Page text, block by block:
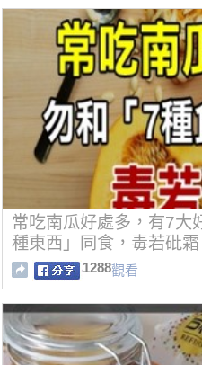
常吃南瓜好處多，有7大
種東西」同食，毒若砒霜
1288觀看